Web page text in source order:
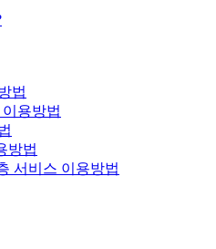
법
용방법
방법
서비스 이용방법